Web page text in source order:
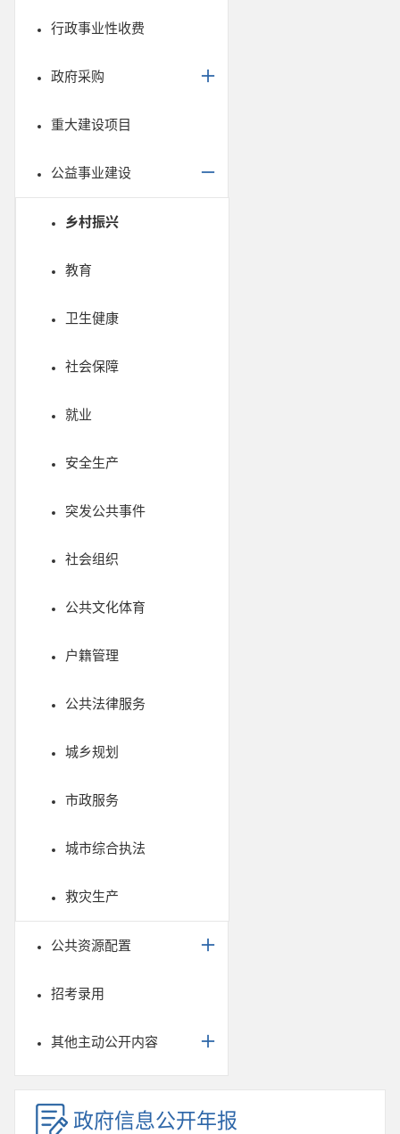
行政事业性收费
政府采购
重大建设项目
公益事业建设
乡村振兴
教育
卫生健康
社会保障
就业
安全生产
突发公共事件
社会组织
公共文化体育
户籍管理
公共法律服务
城乡规划
市政服务
城市综合执法
救灾生产
公共资源配置
招考录用
其他主动公开内容
政府信息公开年报